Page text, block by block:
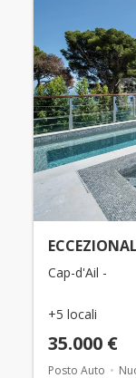
Cap-d'Ail -
+5 locali
35.000 €
Posto Auto